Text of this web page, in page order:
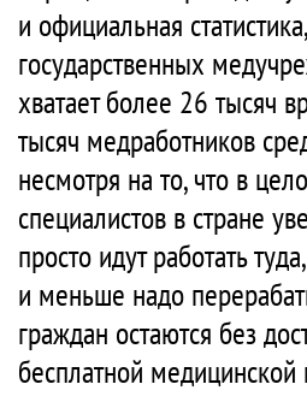
и официальная
государственных
хватает более 26 тысяч
тысяч медработников
несмотря на то, что в
специалистов в стране
просто идут работать
и меньше надо
граждан остаются без
бесплатной